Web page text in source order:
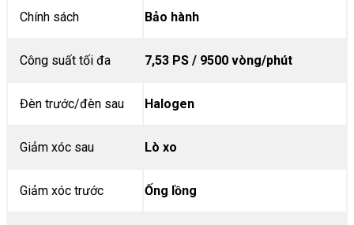
Chính sách Bảo hành
Công suất tối đa 7,53 PS / 9500 vòng/phút
Đèn trước/đèn sau Halogen
Giảm xóc sau Lò xo
Giảm xóc trước Ống lồng